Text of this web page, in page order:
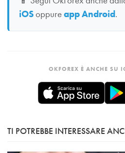
iOSoppureapp Android.
OKFOREX È ANCHE SU
TI POTREBBE INTERESSARE